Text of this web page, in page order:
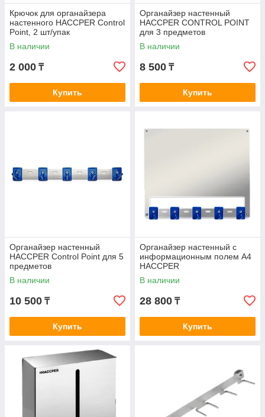
Крючок для органайзера
настенного HACCPER Control
Point, 2 шт/упак
В наличии
2 000 ₸
Купить
Органайзер настенный
HACCPER CONTROL POINT
для 3 предметов
В наличии
8 500 ₸
Купить
Органайзер настенный
HACCPER Control Point для 5
предметов
В наличии
10 500 ₸
Купить
Органайзер настенный c
информационным полем А4
HACCPER
В наличии
28 800 ₸
Купить